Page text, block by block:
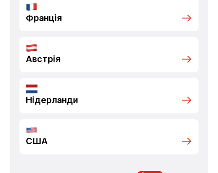
Франція
Австрія
Нідерланди
США